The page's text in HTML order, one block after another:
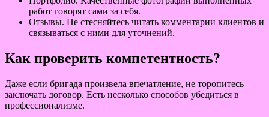
работ говорят сами за себя.
Отзывы. Не стесняйтесь читать комментарии клиентов и
связываться с ними для уточнений.
Как проверить компетентность?
Даже если бригада произвела впечатление, не торопитесь
заключать договор. Есть несколько способов убедиться в
профессионализме.